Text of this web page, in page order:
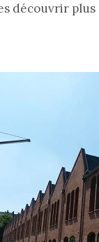
découvrir